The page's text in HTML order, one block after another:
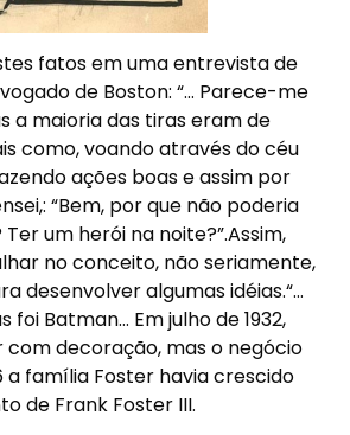
fatos em uma entrevista de
de Boston: “… Parece-me
a maioria das tiras eram de
como, voando através do céu
ações boas e assim por
“Bem, por que não poderia
um herói na noite?”.Assim,
no conceito, não seriamente,
desenvolver algumas idéias.“…
foi Batman… Em julho de 1932,
decoração, mas o negócio
a família Foster havia crescido
de Frank Foster III.